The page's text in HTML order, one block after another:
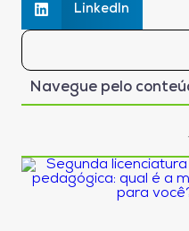
LinkedIn
Navegue pelo